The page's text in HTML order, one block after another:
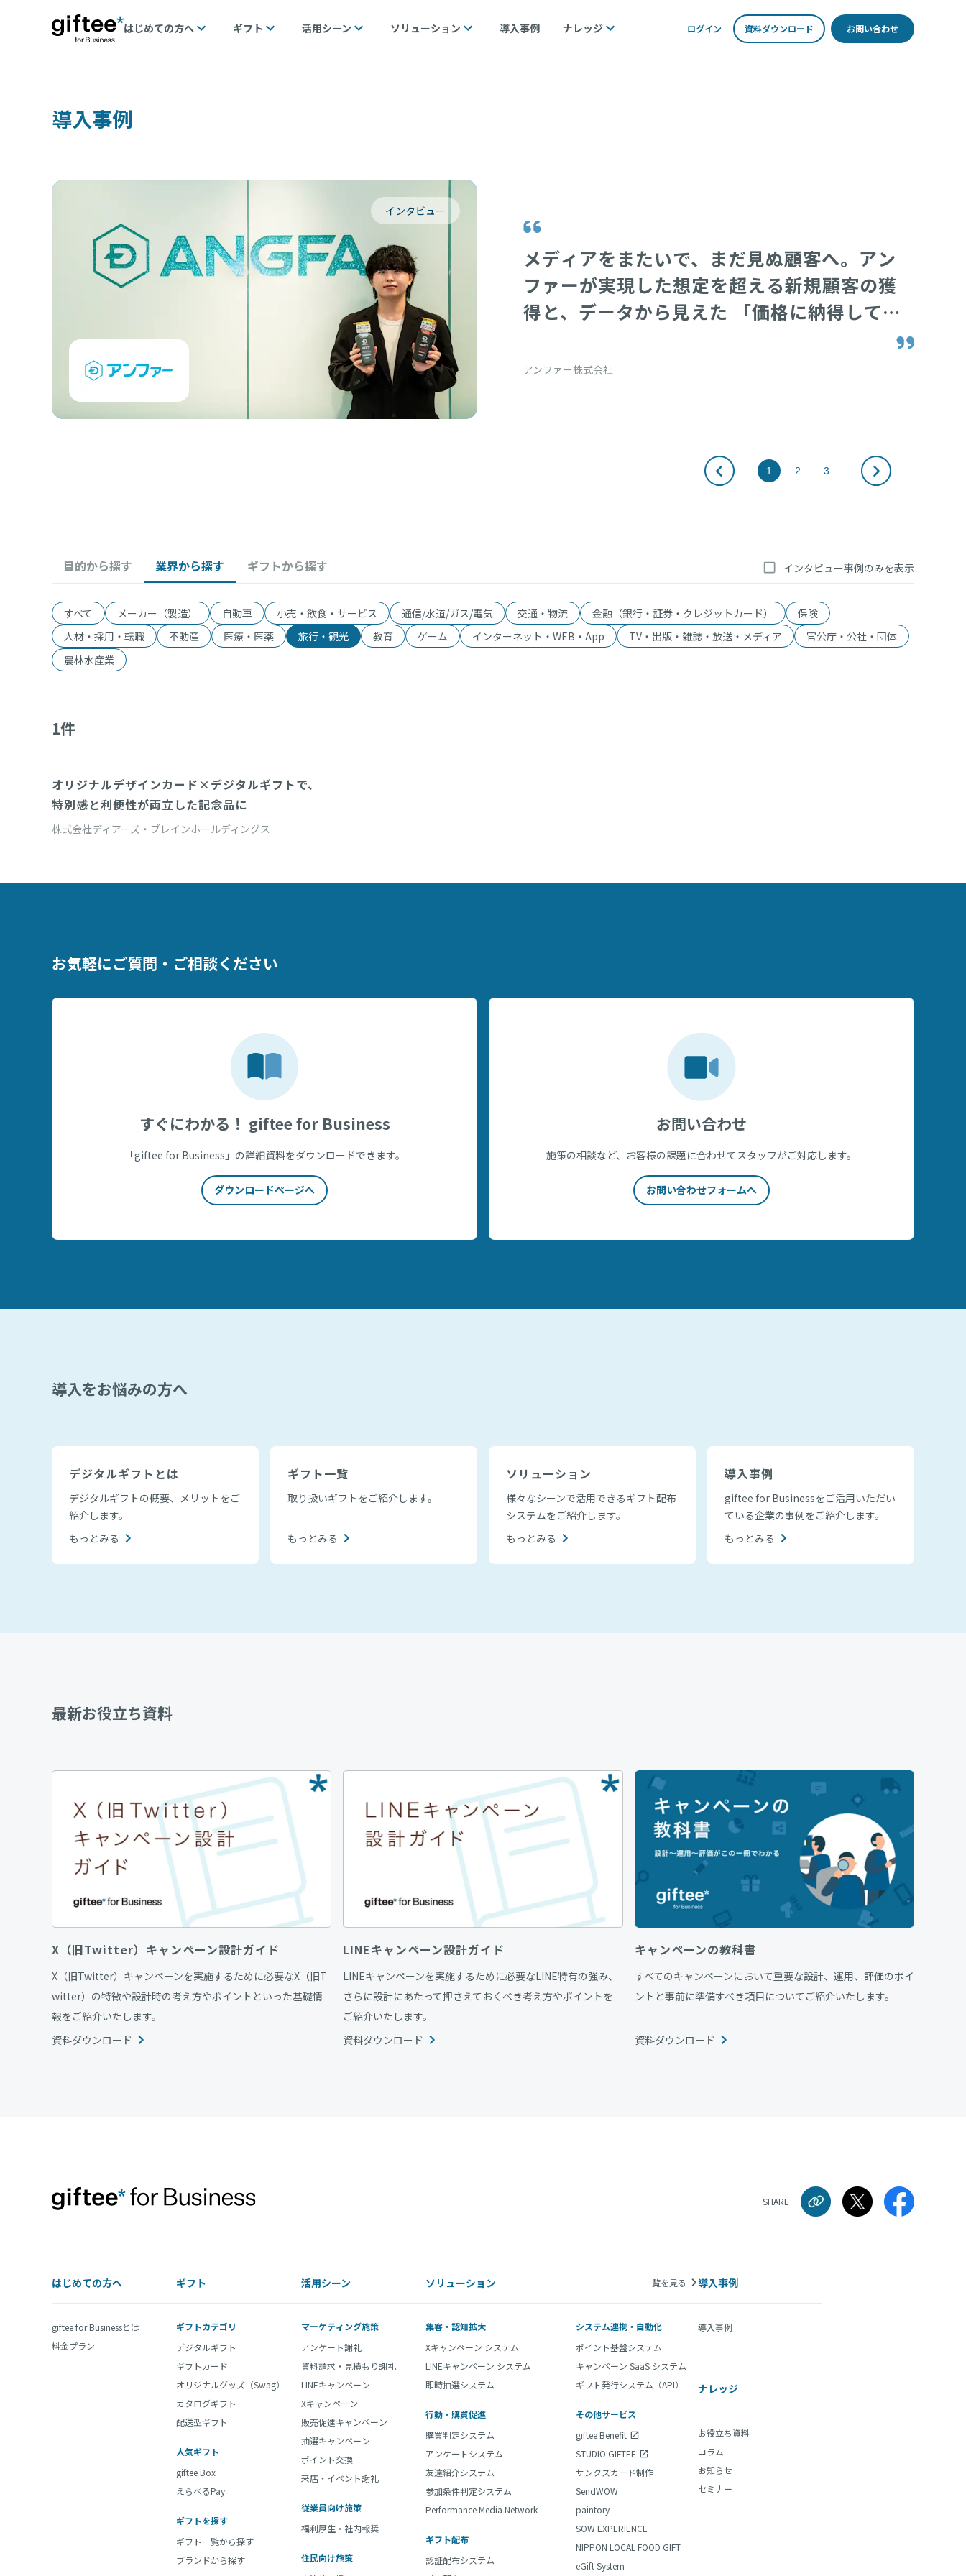
はじめての方へ ギフト 活用シーン ソリューション 導入事例 ナレッジ ログイン 資料ダウンロード お問い合わせ
導入事例
インタビュー
メディアをまたいで、まだ見ぬ顧客へ。アン
ファーが実現した想定を超える新規顧客の獲
得と、データから見えた 「価格に納得して買
アンファー株式会社
1 2 3
目的から探す 業界から探す ギフトから探す
すべて メーカー（製造） 自動車 小売・飲食・サービス 通信/水道/ガス/電気 交通・物流 金融（銀行・証券・クレジットカード）
保険
人材・採用・転職
不動産 医療・医薬 旅行・観光 教育 ゲーム インターネット・WEB・App TV・出版・雑誌・放送・メディア
官公庁・公社・団体
農林水産業
インタビュー事例のみを表示
1件
eギフトカード
オリジナルデザインカード×デジタルギフトで、
特別感と利便性が両立した記念品に
株式会社ディアーズ・ブレインホールディングス
お気軽にご質問・ご相談ください
すぐにわかる！ giftee for Business
「giftee for Business」の詳細資料をダウンロードできます。
ダウンロードページへ
お問い合わせ
施策の相談など、お客様の課題に合わせてスタッフがご対応します。
お問い合わせフォームへ
導入をお悩みの方へ
デジタルギフトとは
デジタルギフトの概要、メリットをご
紹介します。
もっとみる
ギフト一覧
取り扱いギフトをご紹介します。
もっとみる
ソリューション
様々なシーンで活用できるギフト配布
システムをご紹介します。
もっとみる
導入事例
giftee for Businessをご活用いただい
ている企業の事例をご紹介します。
もっとみる
最新お役立ち資料
X（旧Twitter）キャンペーン設計ガイド
X（旧Twitter）キャンペーンを実施するために必要なX（旧T
witter）の特徴や設計時の考え方やポイントといった基礎情
報をご紹介いたします。
資料ダウンロード
LINEキャンペーン設計ガイド
LINEキャンペーンを実施するために必要なLINE特有の強み、
さらに設計にあたって押さえておくべき考え方やポイントを
ご紹介いたします。
資料ダウンロード
キャンペーンの教科書
すべてのキャンペーンにおいて重要な設計、運用、評価のポイ
ントと事前に準備すべき項目についてご紹介いたします。
資料ダウンロード
SHARE
はじめての方へ
giftee for Businessとは
料金プラン
ギフト
ギフトカテゴリ
デジタルギフト
ギフトカード
オリジナルグッズ（Swag）
カタログギフト
配送型ギフト
人気ギフト
giftee Box
えらべるPay
ギフトを探す
ギフト一覧から探す
ブランドから探す
活用シーン
マーケティング施策
アンケート謝礼
資料請求・見積もり謝礼
LINEキャンペーン
Xキャンペーン
販売促進キャンペーン
抽選キャンペーン
ポイント交換
来店・イベント謝礼
従業員向け施策
福利厚生・社内報奨
住民向け施策
ソリューション 一覧を見る
集客・認知拡大
Xキャンペーン システム
LINEキャンペーン システム
即時抽選システム
行動・購買促進
購買判定システム
アンケートシステム
友達紹介システム
参加条件判定システム
Performance Media Network
ギフト配布
認証配布システム
システム連携・自動化
ポイント基盤システム
キャンペーン SaaS システム
ギフト発行システム（API）
その他サービス
giftee Benefit
STUDIO GIFTEE
サンクスカード制作
SendWOW
paintory
SOW EXPERIENCE
NIPPON LOCAL FOOD GIFT
eGift System
導入事例
導入事例
ナレッジ
お役立ち資料
コラム
お知らせ
セミナー